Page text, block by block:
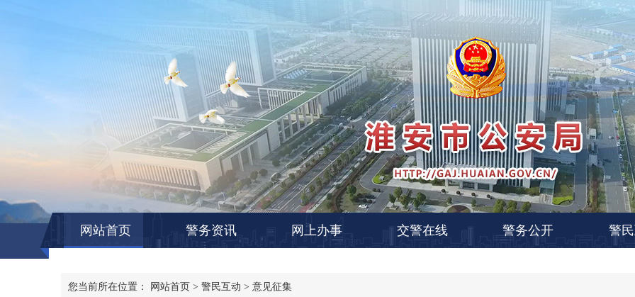
网站首页 警务资讯 网上办事 交警在线 警务公开 警
您当前所在位置： 网站首页 > 警民互动 > 意见征集